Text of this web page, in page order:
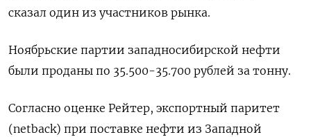
сказал один из участников рынка.
Ноябрьские партии западносибирской нефти
были проданы по 35.500-35.700 рублей за тонну.
Согласно оценке Рейтер, экспортный паритет
(netback) при поставке нефти из Западной